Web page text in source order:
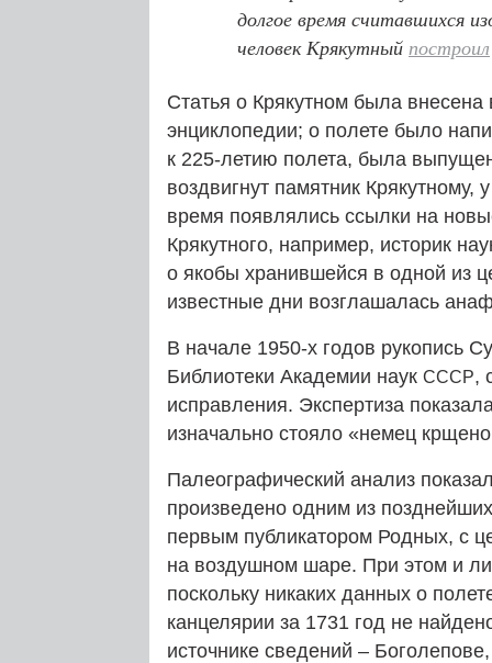
долгое время считавшихся
человек Крякутный построил
Статья о Крякутном была
энциклопедии; о полете было
к 225-летию полета, была
воздвигнут памятник
время появлялись ссылки на
Крякутного, например, историк
о якобы хранившейся в одной из
известные дни возглашалась
В начале 1950‑х годов рукопись
Библиотеки Академии наук СССР,
исправления. Экспертиза
изначально стояло «немец
Палеографический анализ
произведено одним из
первым публикатором Родных, с
на воздушном шаре. При этом и
поскольку никаких данных о
канцелярии за 1731 год не
источнике сведений –